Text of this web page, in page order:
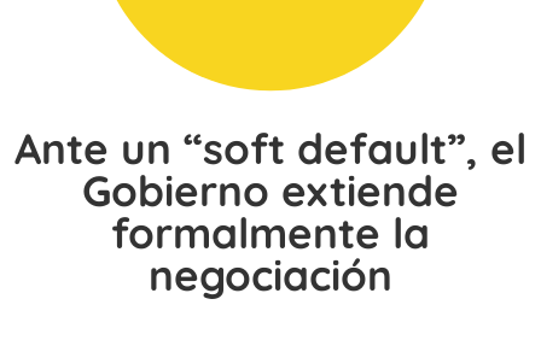
Ante un “soft default”, el
Gobierno extiende
formalmente la
negociación